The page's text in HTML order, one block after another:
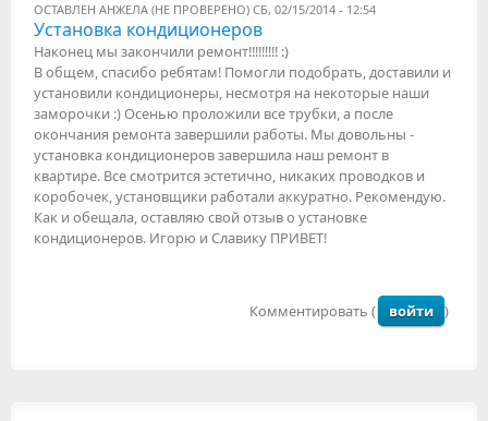
ОСТАВЛЕН АНЖЕЛА (НЕ ПРОВЕРЕНО) СБ, 02/15/2014 - 12:54
Установка кондиционеров
Наконец мы закончили ремонт!!!!!!!!! :)
В общем, спасибо ребятам! Помогли подобрать, доставили и
установили кондиционеры, несмотря на некоторые наши
заморочки :) Осенью проложили все трубки, а после
окончания ремонта завершили работы. Мы довольны -
установка кондиционеров завершила наш ремонт в
квартире. Все смотрится эстетично, никаких проводков и
коробочек, установщики работали аккуратно. Рекомендую.
Как и обещала, оставляю свой отзыв о установке
кондиционеров. Игорю и Славику ПРИВЕТ!
Комментировать ( войти )